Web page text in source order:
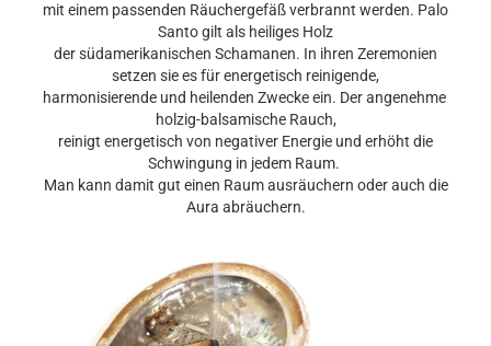
mit einem passenden Räuchergefäß verbrannt werden. Palo
Santo gilt als heiliges Holz
der südamerikanischen Schamanen. In ihren Zeremonien
setzen sie es für energetisch reinigende,
harmonisierende und heilenden Zwecke ein. Der angenehme
holzig-balsamische Rauch,
reinigt energetisch von negativer Energie und erhöht die
Schwingung in jedem Raum.
Man kann damit gut einen Raum ausräuchern oder auch die
Aura abräuchern.